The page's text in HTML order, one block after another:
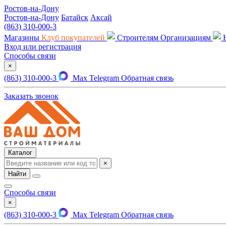
Ростов-на-Дону
Ростов-на-Дону Батайск Аксай
(863) 310-000-3
Магазины Клуб покупателей Строителям Организациям
Вход или регистрация
Способы связи
×
(863) 310-000-3 Max Telegram Обратная связь
Заказать звонок
Каталог
×
Найти
Способы связи
×
(863) 310-000-3 Max Telegram Обратная связь